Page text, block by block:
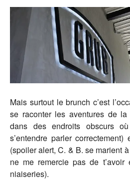
Mais surtout le brunch c’est
se raconter les aventures de
dans des endroits obscurs
s’entendre parler
(spoiler alert, C. & B. se marient
ne me remercie pas de
niaiseries).